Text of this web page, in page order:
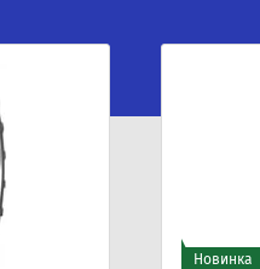
Новинка